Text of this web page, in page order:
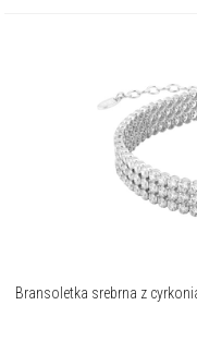
Bransoletka srebrna z